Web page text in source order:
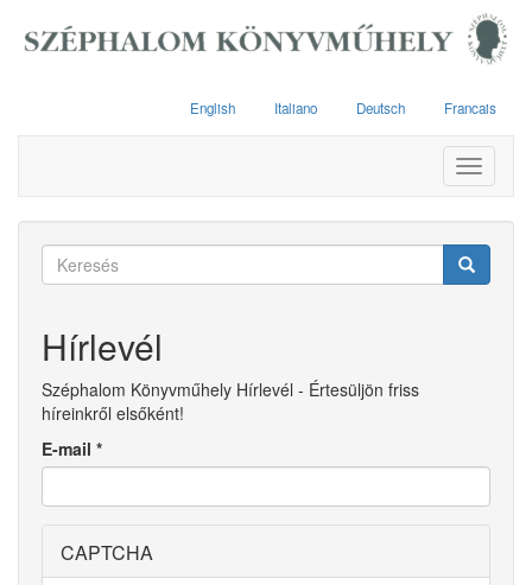
English Italiano Deutsch Francais
Toggle
Keresés
Hírlevél
Széphalom Könyvműhely Hírlevél - Értesüljön friss
híreinkről elsőként!
E-mail *
CAPTCHA